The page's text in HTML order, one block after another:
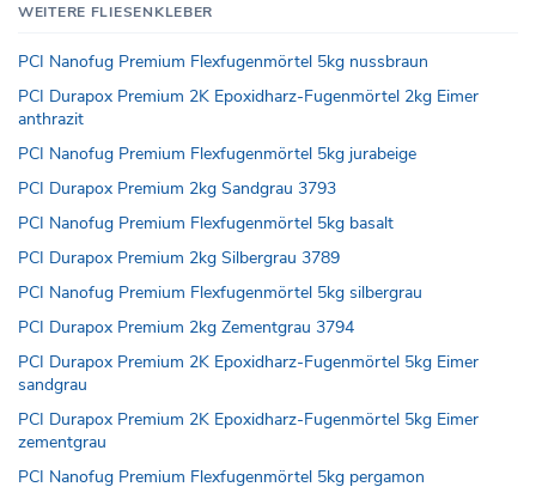
WEITERE FLIESENKLEBER
PCI Nanofug Premium Flexfugenmörtel 5kg nussbraun
PCI Durapox Premium 2K Epoxidharz-Fugenmörtel 2kg Eimer
anthrazit
PCI Nanofug Premium Flexfugenmörtel 5kg jurabeige
PCI Durapox Premium 2kg Sandgrau 3793
PCI Nanofug Premium Flexfugenmörtel 5kg basalt
PCI Durapox Premium 2kg Silbergrau 3789
PCI Nanofug Premium Flexfugenmörtel 5kg silbergrau
PCI Durapox Premium 2kg Zementgrau 3794
PCI Durapox Premium 2K Epoxidharz-Fugenmörtel 5kg Eimer
sandgrau
PCI Durapox Premium 2K Epoxidharz-Fugenmörtel 5kg Eimer
zementgrau
PCI Nanofug Premium Flexfugenmörtel 5kg pergamon